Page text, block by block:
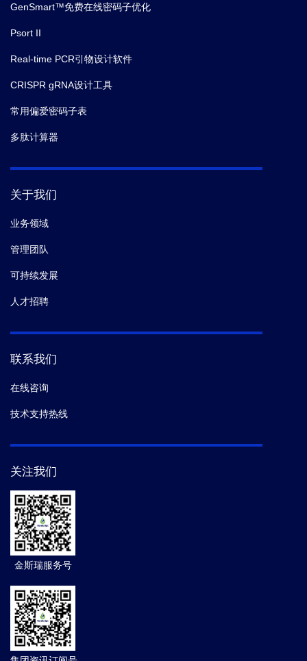
GenSmart™免费在线密码子优化
Psort II
Real-time PCR引物设计软件
CRISPR gRNA设计工具
常用偏爱密码子表
多肽计算器
关于我们
业务领域
管理团队
可持续发展
人才招聘
联系我们
在线咨询
技术支持热线
关注我们
金斯瑞服务号